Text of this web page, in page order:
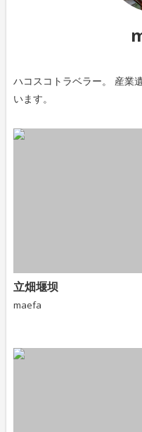
ハコスコトラベラー。 産業
います。
立畑堰坝
maefa